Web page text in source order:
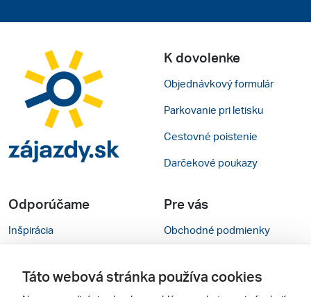
K dovolenke
Objednávkový formulár
Parkovanie pri letisku
Cestovné poistenie
Darčekové poukazy
Odporúčame
Inšpirácia
Cestovné kancelárie
Pre vás
Obchodné podmienky
Nastavenie cookies
Táto webová stránka používa cookies